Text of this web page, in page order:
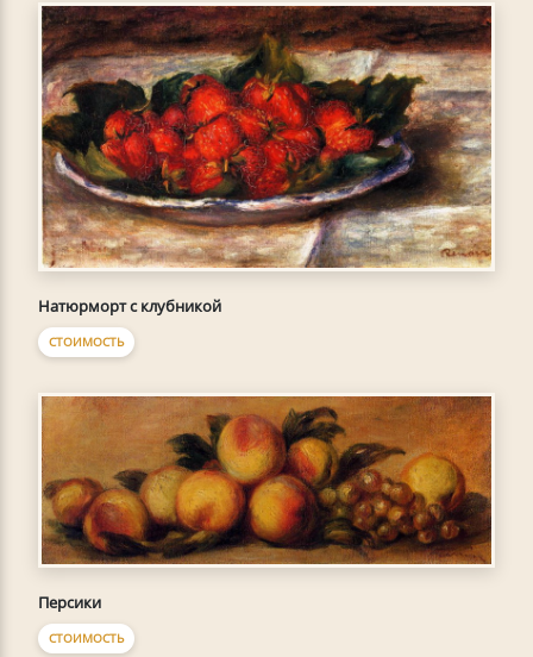
Натюрморт с клубникой
СТОИМОСТЬ
Персики
СТОИМОСТЬ